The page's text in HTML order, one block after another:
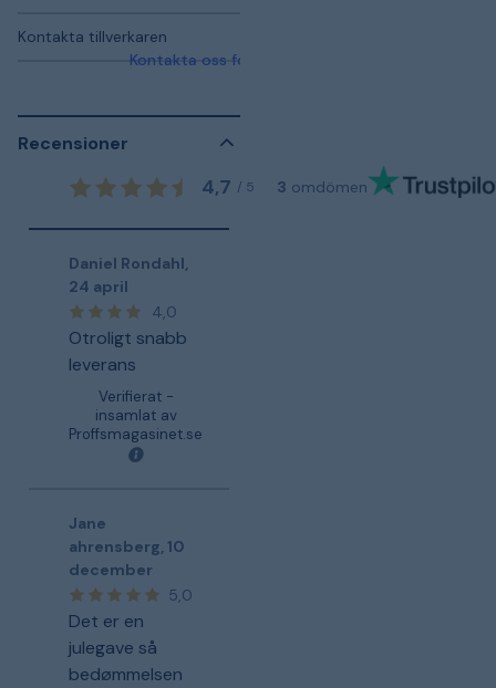
Kontakta tillverkaren
Kontakta oss för mer information
Recensioner
4,7 / 5 3 omdömen
Daniel Rondahl,
24 april
4,0
Otroligt snabb
leverans
Verifierat -
insamlat av
Proffsmagasinet.se
Jane
ahrensberg, 10
december
5,0
Det er en
julegave så
bedømmelsen